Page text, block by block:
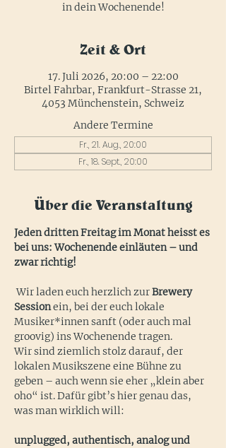
in dein Wochenende!
Zeit & Ort
17. Juli 2026, 20:00 – 22:00
Birtel Fahrbar, Frankfurt-Strasse 21,
4053 Münchenstein, Schweiz
Andere Termine
Fr., 21. Aug., 20:00
Fr., 18. Sept., 20:00
Über die Veranstaltung
Jeden dritten Freitag im Monat heisst es
bei uns: Wochenende einläuten – und
zwar richtig!
Wir laden euch herzlich zur Brewery
Session ein, bei der euch lokale
Musiker*innen sanft (oder auch mal
groovig) ins Wochenende tragen.
Wir sind ziemlich stolz darauf, der
lokalen Musikszene eine Bühne zu
geben – auch wenn sie eher „klein aber
oho“ ist. Dafür gibt’s hier genau das,
was man wirklich will:
unplugged, authentisch, analog und